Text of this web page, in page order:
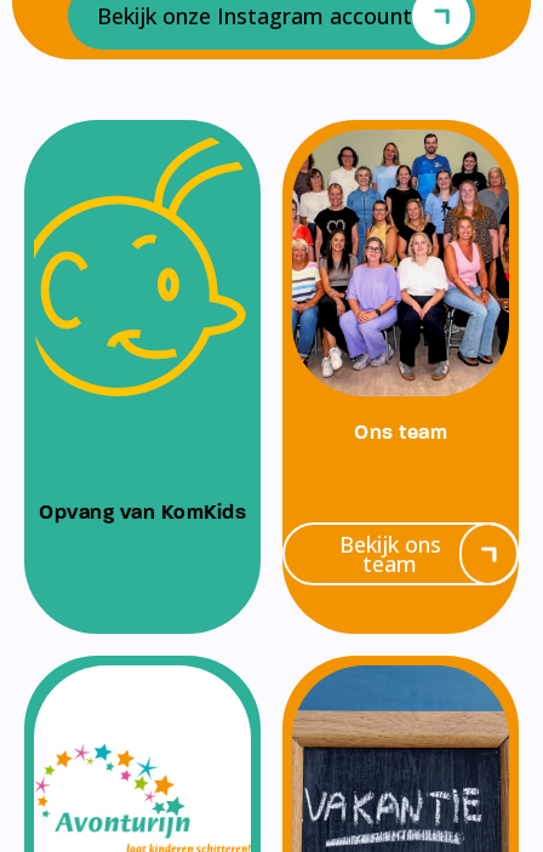
Bekijk onze Instagram account
Opvang van KomKids
Ons team
Bekijk ons
team